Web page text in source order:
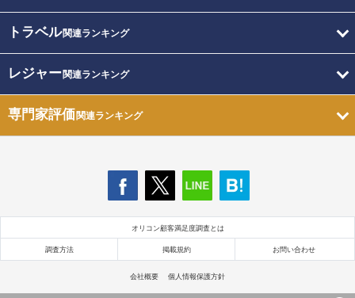
トラベル関連ランキング
レジャー関連ランキング
専門家評価関連ランキング
オリコン顧客満足度調査とは
調査方法 掲載規約 お問い合わせ
会社概要 個人情報保護方針